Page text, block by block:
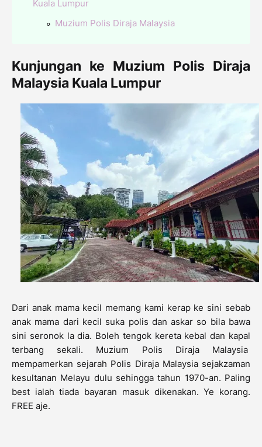
Kuala Lumpur
Muzium Polis Diraja Malaysia
Kunjungan ke Muzium Polis Diraja
Malaysia Kuala Lumpur
Dari anak mama kecil memang kami kerap ke sini sebab
anak mama dari kecil suka polis dan askar so bila bawa
sini seronok la dia. Boleh tengok kereta kebal dan kapal
terbang sekali. Muzium Polis Diraja Malaysia
mempamerkan sejarah Polis Diraja Malaysia sejakzaman
kesultanan Melayu dulu sehingga tahun 1970-an. Paling
best ialah tiada bayaran masuk dikenakan. Ye korang.
FREE aje.